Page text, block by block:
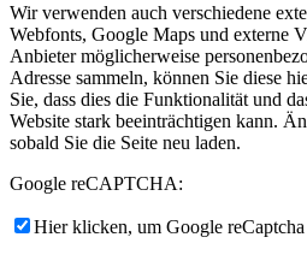
Wir verwenden auch verschiedene
Webfonts, Google Maps und externe
Anbieter möglicherweise
Adresse sammeln, können Sie diese
Sie, dass dies die Funktionalität und
Website stark beeinträchtigen kann.
sobald Sie die Seite neu laden.
Google reCAPTCHA:
Hier klicken, um Google